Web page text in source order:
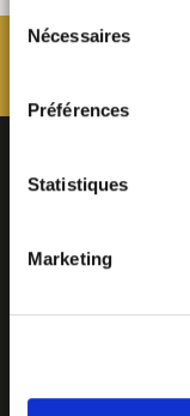
cliquant sur «
cookies (sauf
paramétrer vos
autoriser ma
consentement à
relative aux
Sélection
Nécessaires
Préférences
Statistiques
Marketing